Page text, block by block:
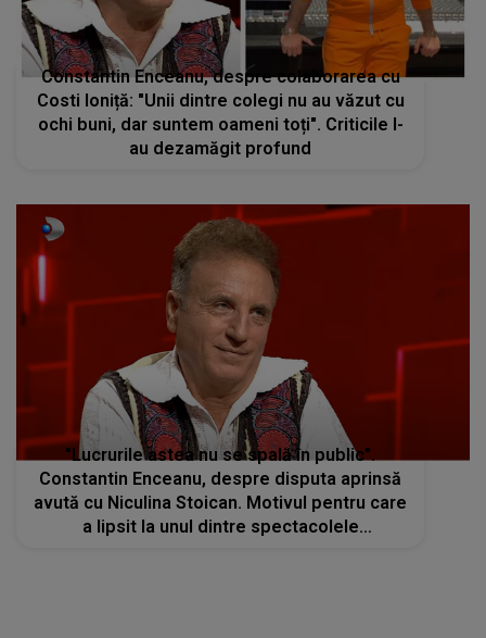
Constantin Enceanu, despre colaborarea cu
Costi Ioniță: "Unii dintre colegi nu au văzut cu
ochi buni, dar suntem oameni toți". Criticile l-
au dezamăgit profund
"Lucrurile astea nu se spală în public".
Constantin Enceanu, despre disputa aprinsă
avută cu Niculina Stoican. Motivul pentru care
a lipsit la unul dintre spectacolele